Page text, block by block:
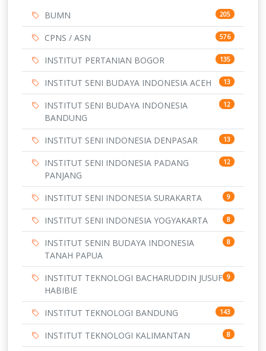
BUMN 205
CPNS / ASN 576
INSTITUT PERTANIAN BOGOR 135
INSTITUT SENI BUDAYA INDONESIA ACEH 13
INSTITUT SENI BUDAYA INDONESIA
BANDUNG
12
INSTITUT SENI INDONESIA DENPASAR 13
INSTITUT SENI INDONESIA PADANG
PANJANG
12
INSTITUT SENI INDONESIA SURAKARTA 9
INSTITUT SENI INDONESIA YOGYAKARTA 8
INSTITUT SENIN BUDAYA INDONESIA
TANAH PAPUA
8
INSTITUT TEKNOLOGI BACHARUDDIN JUSUF
HABIBIE
9
INSTITUT TEKNOLOGI BANDUNG 143
INSTITUT TEKNOLOGI KALIMANTAN 8